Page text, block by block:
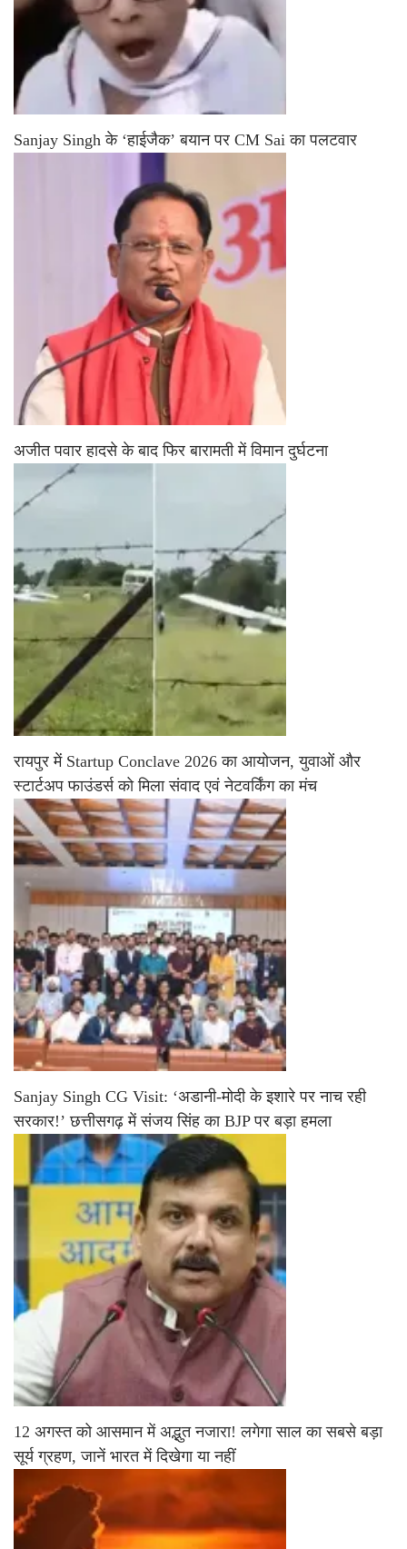
Sanjay Singh के ‘हाईजैक’ बयान पर CM Sai का पलटवार
अजीत पवार हादसे के बाद फिर बारामती में विमान दुर्घटना
रायपुर में Startup Conclave 2026 का आयोजन, युवाओं और
स्टार्टअप फाउंडर्स को मिला संवाद एवं नेटवर्किंग का मंच
Sanjay Singh CG Visit: ‘अडानी-मोदी के इशारे पर नाच रही
सरकार!’ छत्तीसगढ़ में संजय सिंह का BJP पर बड़ा हमला
12 अगस्त को आसमान में अद्भुत नजारा! लगेगा साल का सबसे बड़ा
सूर्य ग्रहण, जानें भारत में दिखेगा या नहीं